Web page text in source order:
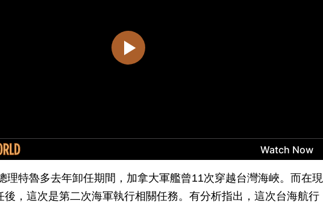
理特魯多去年卸任期間，加拿大軍艦曾11次穿越台灣海峽。而在現
後，這次是第二次海軍執行相關任務。有分析指出，這次台海航行